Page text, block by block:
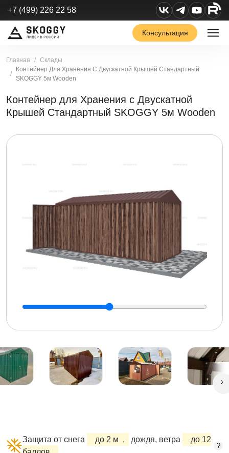
+7 (499) 226 22 58
Консультация
Главная
Склады
Контейнер Для Хранения С Двускатной Крышей Стандартный
SKOGGY 5м Wooden
Контейнер для Хранения с Двускатной
Крышей Стандартный SKOGGY 5м Wooden
Защита от снега до 2 м , дождя, ветра
до 12
?